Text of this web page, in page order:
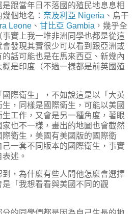
跟當年日不落國的殖民地息息相
個地名： 奈及利亞 Nigeria 、烏干
Leone 、 甘比亞 Gambia ，幾乎全
實上我一堆非洲同學也都是從這
發現其實很少可以看到跟亞洲或
話可能也是在馬來西亞、新幾內
是印度（不過一樣都是前英國殖
際衛生」，不如說這是以「大英
，同樣是國際衛生，可能以美國
工作，又會是另一種角度，著眼
也不一樣，畫出的地圖也會截然
衛生，美國有美國版的國際衛
一套不同版本的國際衛生，事實
述。
，為什麼有些人問他怎麼會選擇
「我想看看與美國不同的觀